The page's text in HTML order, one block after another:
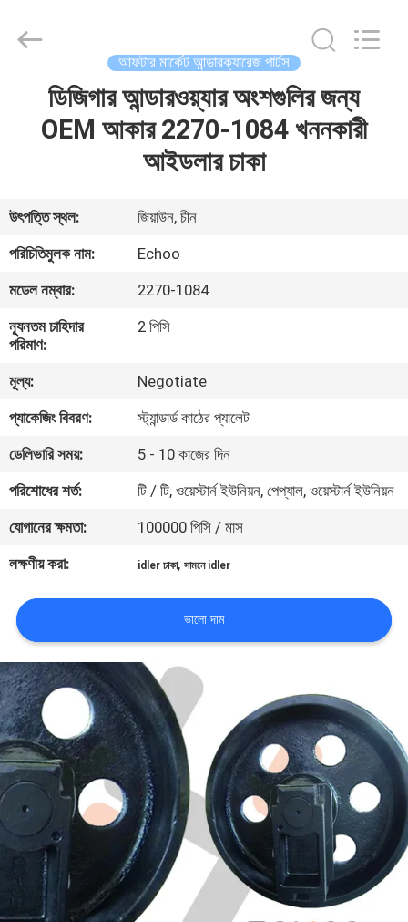
আমাদের
সম্পর্কে
কারখানা
ভ্রমণ
মান
নিয়ন্ত্রণ
খবর
উদ্ধৃতির
জন্য
আবেদন
সাইট
ম্যাপ
PRIVACY
POLICY
Corporation.
আফটার মার্কেট আন্ডারক্যারেজ পার্টস
ডিজিগার আন্ডারওয়্যার অংশগুলির জন্য
OEM আকার 2270-1084 খননকারী
আইডলার চাকা
উৎপত্তি স্থল:
জিয়াউন, চীন
পরিচিতিমুলক নাম:
Echoo
মডেল নম্বার:
2270-1084
ন্যূনতম চাহিদার
পরিমাণ:
2 পিসি
মূল্য:
Negotiate
প্যাকেজিং বিবরণ:
স্ট্যান্ডার্ড কাঠের প্যালেট
ডেলিভারি সময়:
5 - 10 কাজের দিন
পরিশোধের শর্ত:
টি / টি, ওয়েস্টার্ন ইউনিয়ন, পেপ্যাল, ওয়েস্টার্ন ইউনিয়ন
যোগানের ক্ষমতা:
100000 পিসি / মাস
লক্ষণীয় করা:
idler চাকা,সামনে idler
ভালো দাম